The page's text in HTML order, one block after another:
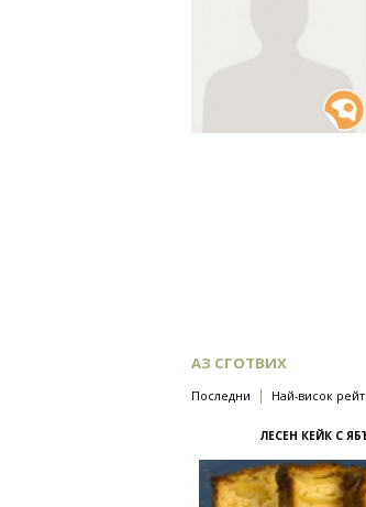
АЗ СГОТВИХ
Последни | Най-висок
ЛЕСЕН КЕЙК С